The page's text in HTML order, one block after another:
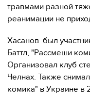
травмами разной
реанимации не
Хасанов был
Баттл, "Рассмеши
Организовал клуб
Челнах. Также
комика" в Украине в